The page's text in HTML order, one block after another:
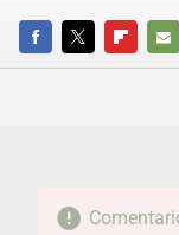
FACEBOOKTWITTER
E-